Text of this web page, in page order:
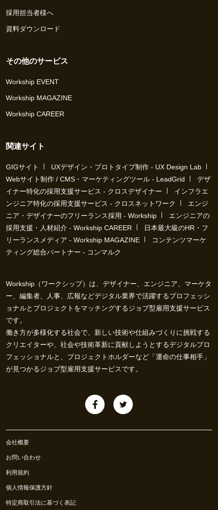
採用担当者様へ
資料ダウンロード
その他のサービス
Workship EVENT
Workship MAGAZINE
Workship CAREER
関連サイト
GIGサイト
UXデザイン・プロトタイプ制作 - UX Design Lab
Webサイト制作 / CMS・マーケティングツール - LeadGrid
デザ
イナー特化の採用支援サービス - クロスデザイナー
インフラエ
ンジニア特化の採用支援サービス - クロスネットワーク
エンジ
ニア・デザイナーのフリーランス採用 - Workship
エンジニアの
採用支援・人材紹介 - Workship CAREER
日本最大級のHR・フ
リーランスメディア - Workship MAGAZINE
コンテンツマーケ
ティング総合パートナー - コンマルク
Workship（ワークシップ）は、デザイナー、エンジニア、マーケタ
ー、編集者、人事、広報などデジタル業界で活躍するプロフェッシ
ョナルとプロジェクトをマッチングするジョブ型雇用支援サービス
です。
働き方が多様化する社会で、新しい技術や仕組みづくりに挑戦する
クリエイターや、社会や技術革新に貢献しようとするデジタルプロ
フェッショナルと、プロジェクトホルダーなど「運命の仕事相手」
が見つかるジョブ型雇用支援サービスです。
会社概要
お問い合わせ
利用規約
個人情報保護方針
特定商取引法に基づく表記